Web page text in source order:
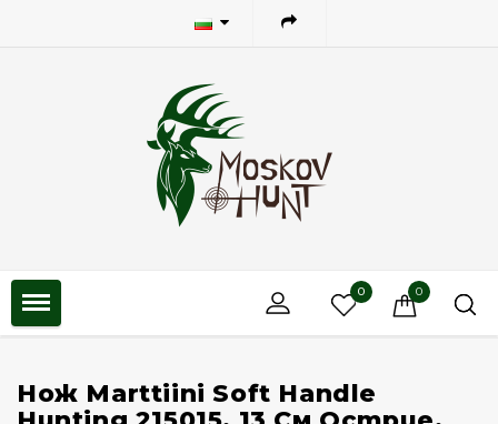
0 0
Нож Marttiini Soft Handle